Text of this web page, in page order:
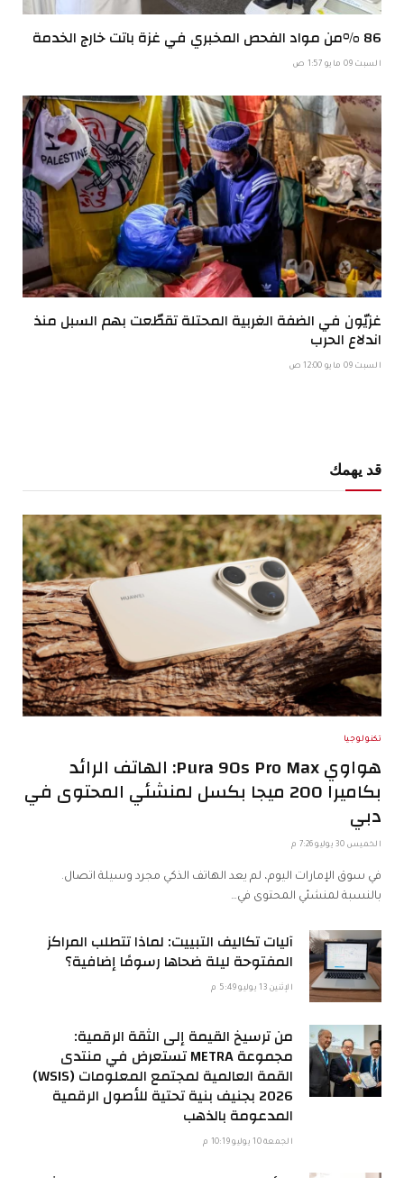
86 %من مواد الفحص المخبري في غزة باتت خارج الخدمة
السبت 09 مايو 1:57 ص
غزيّون في الضفة الغربية المحتلة تقطّعت بهم السبل منذ
اندلاع الحرب
السبت 09 مايو 12:00 ص
قد يهمك
تكنولوجيا
هواوي Pura 90s Pro Max: الهاتف الرائد
بكاميرا 200 ميجا بكسل لمنشئي المحتوى في
دبي
الخميس 30 يوليو 7:26 م
في سوق الإمارات اليوم، لم يعد الهاتف الذكي مجرد وسيلة اتصال.
بالنسبة لمنشئي المحتوى في…
آليات تكاليف التبييت: لماذا تتطلب المراكز
المفتوحة ليلة ضحاها رسومًا إضافية؟
الإثنين 13 يوليو 5:49 م
من ترسيخ القيمة إلى الثقة الرقمية:
مجموعة METRA تستعرض في منتدى
القمة العالمية لمجتمع المعلومات (WSIS)
2026 بجنيف بنية تحتية للأصول الرقمية
المدعومة بالذهب
الجمعة 10 يوليو 10:19 م